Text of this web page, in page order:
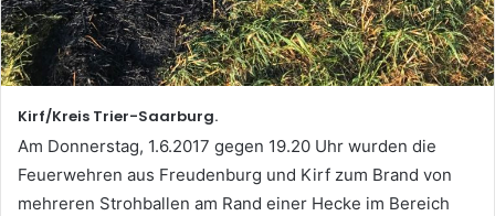
Kirf/Kreis Trier-Saarburg.
Am Donnerstag, 1.6.2017 gegen 19.20 Uhr wurden die
Feuerwehren aus Freudenburg und Kirf zum Brand von
mehreren Strohballen am Rand einer Hecke im Bereich